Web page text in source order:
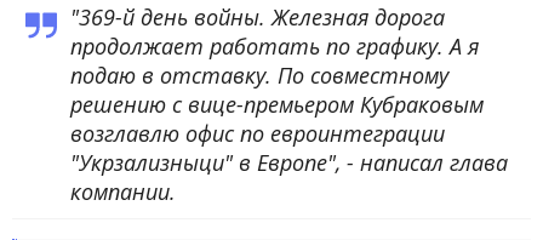
"369-й день войны. Железная дорога
продолжает работать по графику. А я
подаю в отставку. По совместному
решению с вице-премьером Кубраковым
возглавлю офис по евроинтеграции
"Укрзализныци" в Европе", - написал глава
компании.